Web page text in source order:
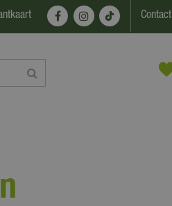
Contact